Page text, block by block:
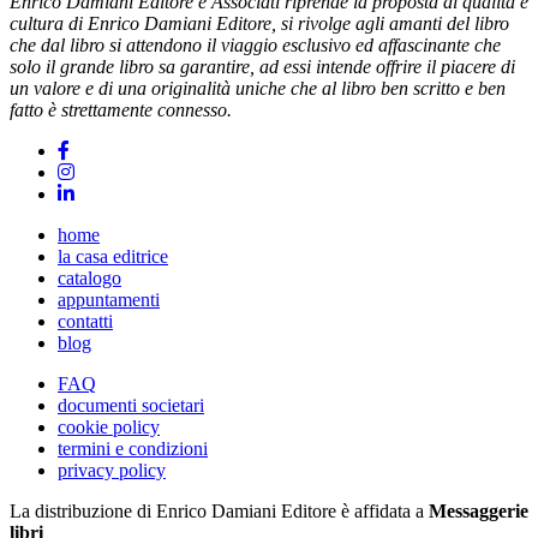
cultura di Enrico Damiani Editore, si rivolge agli amanti del libro
che dal libro si attendono il viaggio esclusivo ed affascinante che
solo il grande libro sa garantire, ad essi intende offrire il piacere di
un valore e di una originalità uniche che al libro ben scritto e ben
fatto è strettamente connesso.
home
la casa editrice
catalogo
appuntamenti
contatti
blog
FAQ
documenti societari
cookie policy
termini e condizioni
privacy policy
La distribuzione di Enrico Damiani Editore è affidata a Messaggerie
libri